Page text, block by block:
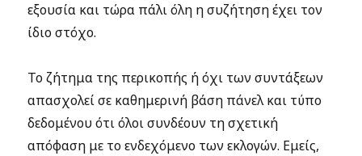
εξουσία και τώρα πάλι όλη η συζήτηση έχει τον
ίδιο στόχο.
Το ζήτημα της περικοπής ή όχι των συντάξεων
απασχολεί σε καθημερινή βάση πάνελ και τύπο
δεδομένου ότι όλοι συνδέουν τη σχετική
απόφαση με το ενδεχόμενο των εκλογών. Εμείς,